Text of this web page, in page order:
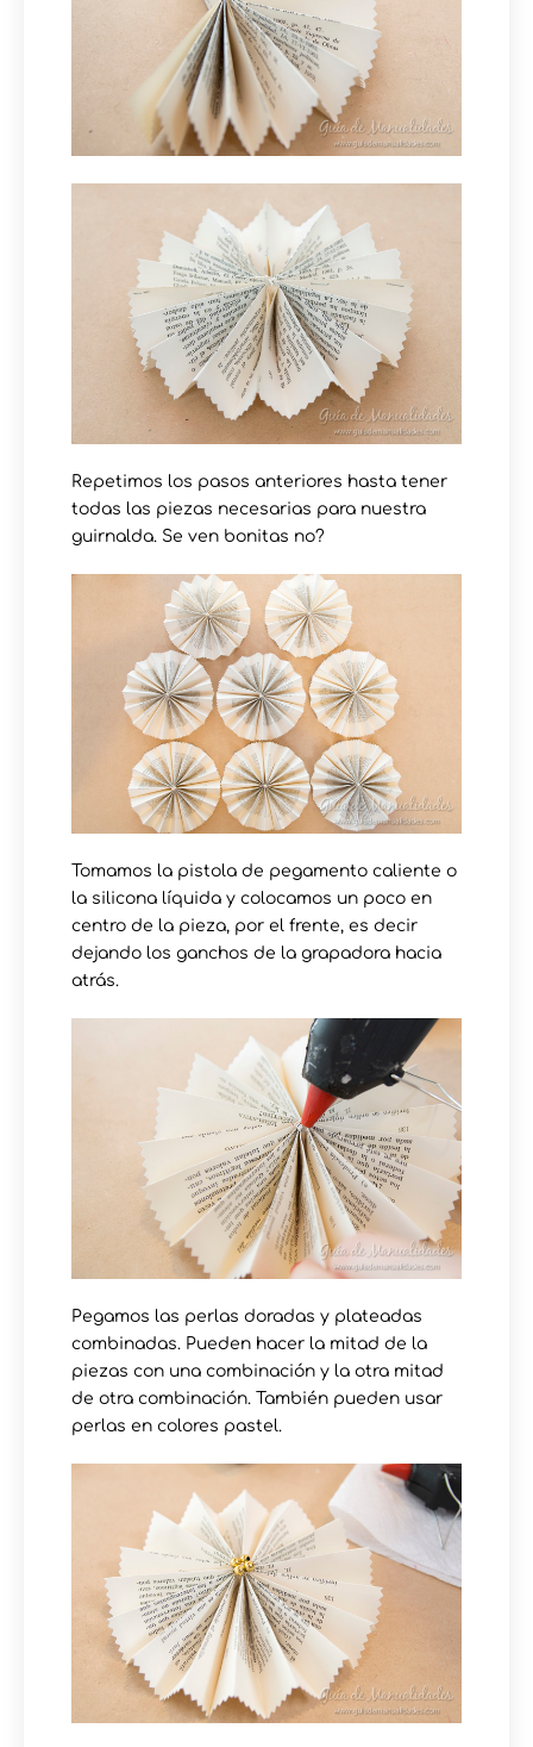
Repetimos los pasos anteriores hasta tener
todas las piezas necesarias para nuestra
guirnalda. Se ven bonitas no?
Tomamos la pistola de pegamento caliente o
la silicona líquida y colocamos un poco en
centro de la pieza, por el frente, es decir
dejando los ganchos de la grapadora hacia
atrás.
Pegamos las perlas doradas y plateadas
combinadas. Pueden hacer la mitad de la
piezas con una combinación y la otra mitad
de otra combinación. También pueden usar
perlas en colores pastel.